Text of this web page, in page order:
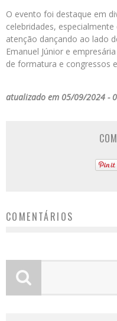
O evento foi destaque em
celebridades,
atenção dançando ao lado
Emanuel Júnior e
de formatura e congressos
atualizado em 05/09/2024 -
COMENTÁRIOS